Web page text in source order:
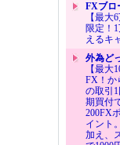
FXブロ
【最大
限定！
えるキ
外為ど
【最大
FX！か
の取引
期買付
200FX
イント
加え、